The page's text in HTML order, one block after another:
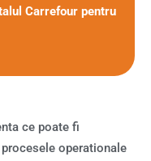
Carrefour pentru
ce poate fi
operationale